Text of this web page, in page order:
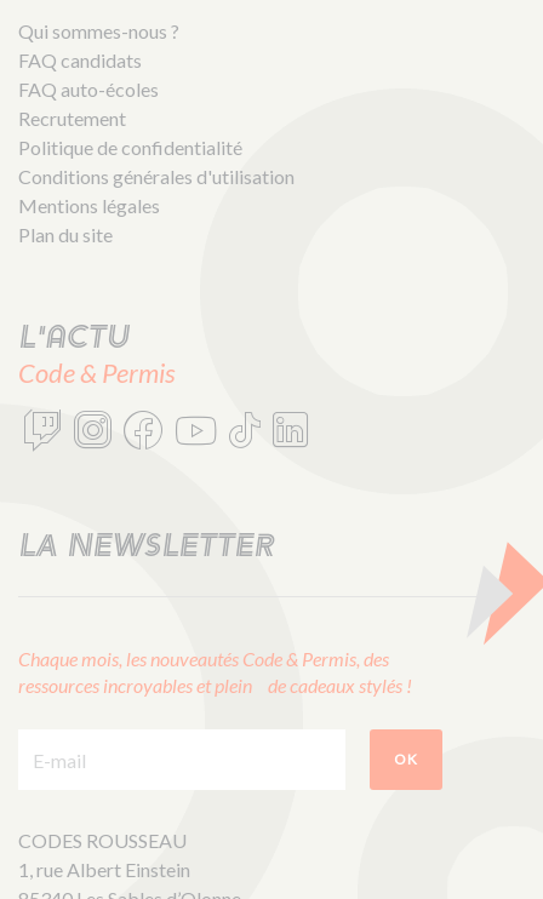
Qui sommes-nous ?
FAQ candidats
FAQ auto-écoles
Recrutement
Politique de confidentialité
Conditions générales d'utilisation
Mentions légales
Plan du site
L'actu
Code & Permis
LA NEWSLETTER
Chaque mois, les nouveautés Code & Permis, des
ressources incroyables et plein de cadeaux stylés !
OK
CODES ROUSSEAU
1, rue Albert Einstein